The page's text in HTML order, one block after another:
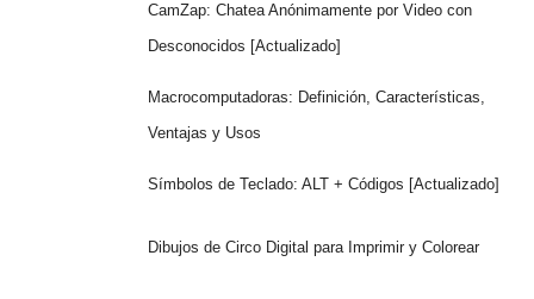
CamZap: Chatea Anónimamente por Video con
Desconocidos [Actualizado]
Macrocomputadoras: Definición, Características,
Ventajas y Usos
Símbolos de Teclado: ALT + Códigos [Actualizado]
Dibujos de Circo Digital para Imprimir y Colorear